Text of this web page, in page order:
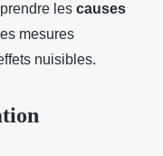
les causes
mesures
nuisibles.